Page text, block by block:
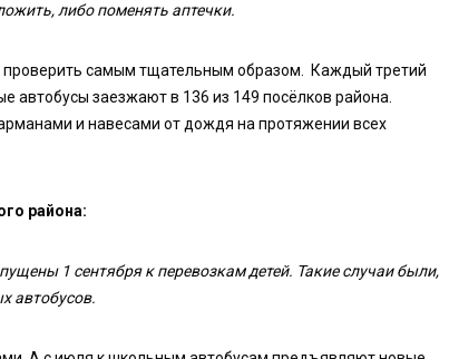
либо поменять аптечки.
проверить самым тщательным образом. Каждый третий
автобусы заезжают в 136 из 149 посёлков района.
и навесами от дождя на протяжении всех
района:
1 сентября к перевозкам детей. Такие случаи были,
автобусов.